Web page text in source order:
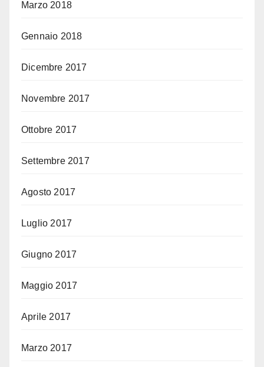
Marzo 2018
Gennaio 2018
Dicembre 2017
Novembre 2017
Ottobre 2017
Settembre 2017
Agosto 2017
Luglio 2017
Giugno 2017
Maggio 2017
Aprile 2017
Marzo 2017